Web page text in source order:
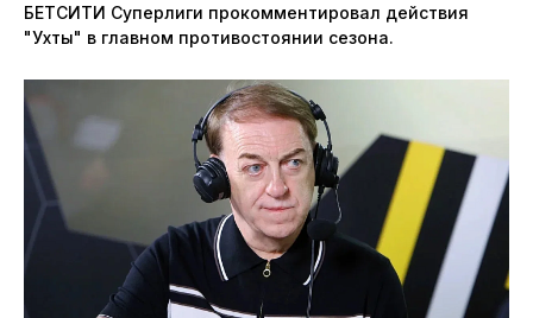
БЕТСИТИ Суперлиги прокомментировал действия
"Ухты" в главном противостоянии сезона.